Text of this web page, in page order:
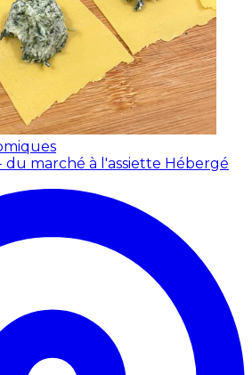
marché à l'assiette Hébergé